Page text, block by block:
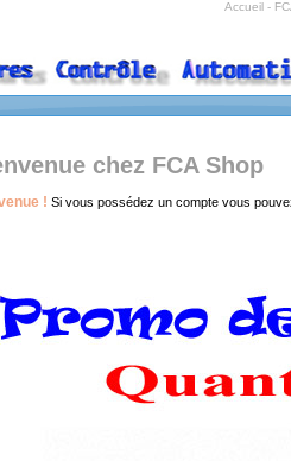
Accueil -
chez FCA Shop
! Si vous possédez un compte vous